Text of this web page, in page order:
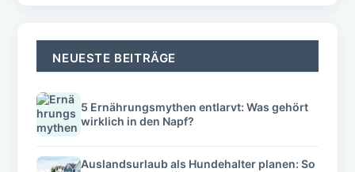
NEUESTE BEITRÄGE
5 Ernährungsmythen entlarvt: Was gehört
wirklich in den Napf?
Auslandsurlaub als Hundehalter planen: So